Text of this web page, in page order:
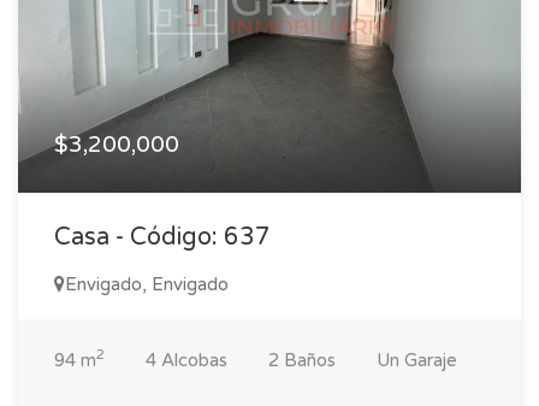
$3,200,000
Casa - Código: 637
Envigado, Envigado
94 m2 4 Alcobas 2 Baños Un Garaje